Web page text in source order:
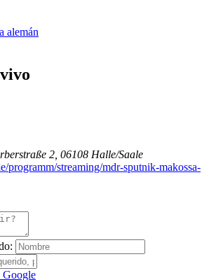
alemán
2, 06108 Halle/Saale
programm/streaming/mdr-sputnik-makossa-
Google